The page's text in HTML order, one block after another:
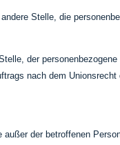
Stelle, die
der
nach dem
der betroffenen